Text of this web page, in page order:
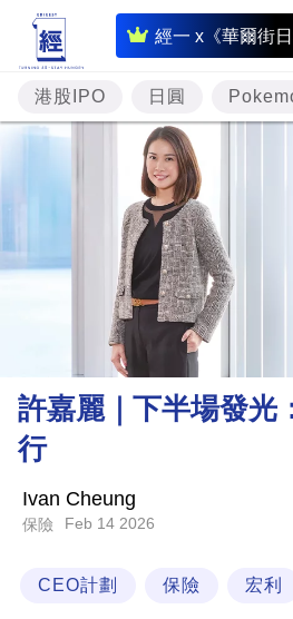
經一 x《華爾街日
即
時
財
經
專
題
投
資
樓
理
財
科
港股IPO 日圓
許嘉麗｜下半場發光
行
Ivan Cheung
保險 Feb 14 2026
CEO計劃 保險 宏利